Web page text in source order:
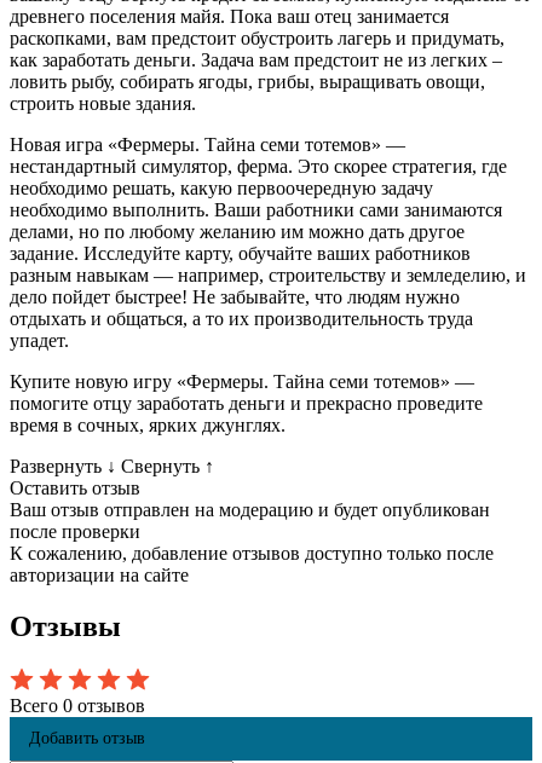
древнего поселения майя. Пока ваш отец занимается
раскопками, вам предстоит обустроить лагерь и придумать,
как заработать деньги. Задача вам предстоит не из легких –
ловить рыбу, собирать ягоды, грибы, выращивать овощи,
строить новые здания.
Новая игра «Фермеры. Тайна семи тотемов» —
нестандартный симулятор, ферма. Это скорее стратегия, где
необходимо решать, какую первоочередную задачу
необходимо выполнить. Ваши работники сами занимаются
делами, но по любому желанию им можно дать другое
задание. Исследуйте карту, обучайте ваших работников
разным навыкам — например, строительству и земледелию, и
дело пойдет быстрее! Не забывайте, что людям нужно
отдыхать и общаться, а то их производительность труда
упадет.
Купите новую игру «Фермеры. Тайна семи тотемов» —
помогите отцу заработать деньги и прекрасно проведите
время в сочных, ярких джунглях.
Развернуть ↓ Свернуть ↑
Оставить отзыв
Ваш отзыв отправлен на модерацию и будет опубликован
после проверки
К сожалению, добавление отзывов доступно только после
авторизации на сайте
Отзывы
Всего 0 отзывов
Добавить отзыв